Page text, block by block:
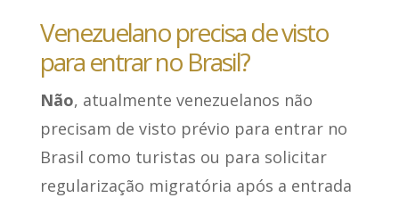
Venezuelano precisa de visto
para entrar no Brasil?
Não, atualmente venezuelanos não
precisam de visto prévio para entrar no
Brasil como turistas ou para solicitar
regularização migratória após a entrada